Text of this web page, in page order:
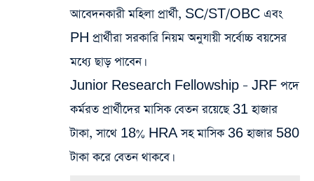
আবেদনকারী মহিলা প্রার্থী, SC/ST/OBC এবং
PH প্রার্থীরা সরকারি নিয়ম অনুযায়ী সর্বোচ্চ বয়সের
মধ্যে ছাড় পাবেন।
Junior Research Fellowship – JRF পদে
কর্মরত প্রার্থীদের মাসিক বেতন রয়েছে 31 হাজার
টাকা, সাথে 18% HRA সহ মাসিক 36 হাজার 580
টাকা করে বেতন থাকবে।